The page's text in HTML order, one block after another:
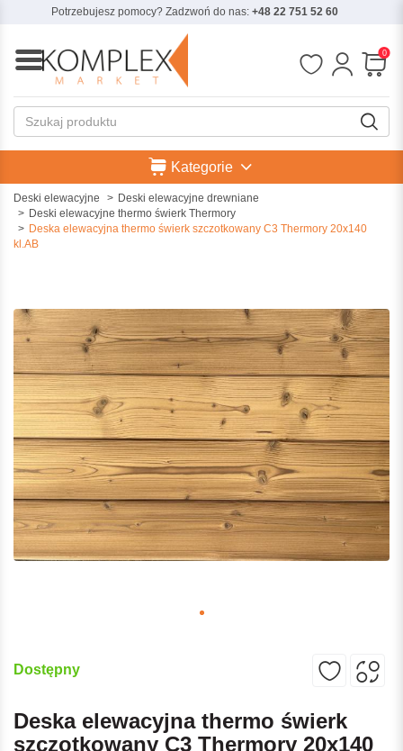
Potrzebujesz pomocy? Zadzwoń do nas: +48 22 751 52 60
0
Kategorie
Deski elewacyjne
Deski elewacyjne drewniane
Deski elewacyjne thermo świerk Thermory
Deska elewacyjna thermo świerk szczotkowany C3 Thermory 20x140
kl.AB
Dostępny
Deska elewacyjna thermo świerk
szczotkowany C3 Thermory 20x140